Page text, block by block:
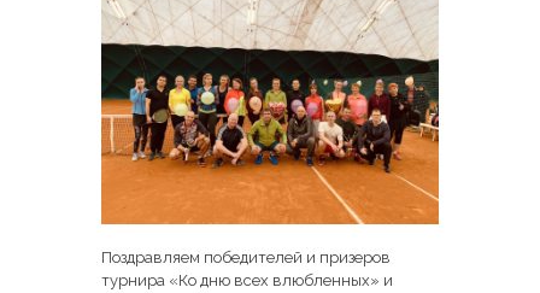
Поздравляем победителей и призеров
турнира «Ко дню всех влюбленных» и